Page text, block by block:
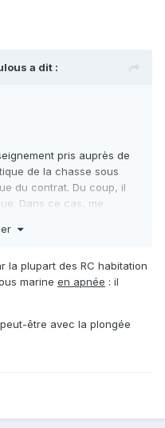
a dit :
pris auprès de
de la chasse sous
du contrat. Du coup, il
Dans ce cas, me
la plupart des RC habitation
marine en apnée : il
être avec la plongée